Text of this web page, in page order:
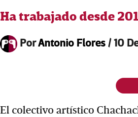
Ha trabajado desde
PorAntonio Flores/10
El colectivo artístico